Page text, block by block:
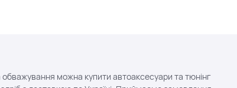
можна купити автоаксесуари та тюнінг